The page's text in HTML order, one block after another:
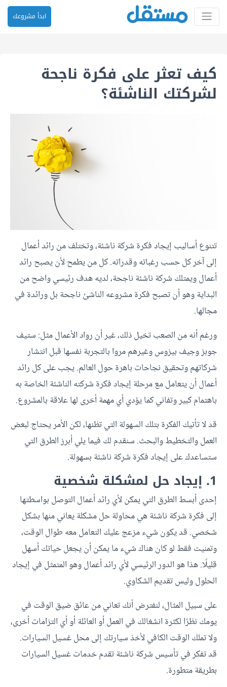
ابدأ مشروعك
كيف تعثر على فكرة ناجحة
لشركتك الناشئة؟
تتنوع أساليب إيجاد فكرة شركة ناشئة، وتختلف من رائد أعمال
إلى آخر كل حسب رغباته وقدراته. كل من يطمح لأن يصبح رائد
أعمال ويمتلك شركة ناشئة ناجحة، لديه هدف رئيسي واضح من
البداية وهو أن تصبح فكرة مشروعه الناشئ ناجحة بل ورائدة في
مجالها.
ورغم أنه من الصعب تخيل ذلك، غير أن رواد الأعمال مثل: ستيف
جوبز وجيف بيزوس وغيرهم مروا بالتجربة نفسها قبل انتشار
شركاتهم وتحقيق نجاحات باهرة حول العالم. يجب على كل رائد
أعمال أن يتعامل مع مرحلة إيجاد فكرة شركته الناشئة الخاصة به
باهتمام كبير وتفاني كما يؤدي أي مهمة أخرى لها علاقة بالمشروع.
قد لا تأتيك الفكرة بتلك السهولة التي تظنها، لكن الأمر يحتاج لبعض
العمل والتخطيط والبحث. سنقدم لك فيما يلي أبرز الطرق التي
ستساعدك على إيجاد فكرة شركة ناشئة بسهولة.
1. إيجاد حل لمشكلة شخصية
إحدى أبسط الطرق التي يمكن لأي رائد أعمال التوصل بواسطتها
إلى فكرة شركة ناشئة هي محاولة حل مشكلة يعاني منها بشكل
شخصي. قد يكون شيء مزعج عليك التعامل معه طوال الوقت،
وتمنيت فقط لو كان هناك شيء ما يمكن أن يجعل حياتك أسهل
قليلًا. هذا هو الدور الرئيسي لأي رائد أعمال وهو المتمثل في إيجاد
الحلول وليس تقديم الشكاوي.
على سبيل المثال، لنفترض أنك تعاني من عائق ضيق الوقت في
يومك نظرًا لكثرة انشغالك في العمل أو العائلة أو أي التزامات أخرى،
ولا تملك الوقت الكافي لأخذ سيارتك إلى محل غسيل السيارات.
قد تفكر في تأسيس شركة ناشئة تقدم خدمات غسيل السيارات
بطريقة متطورة.